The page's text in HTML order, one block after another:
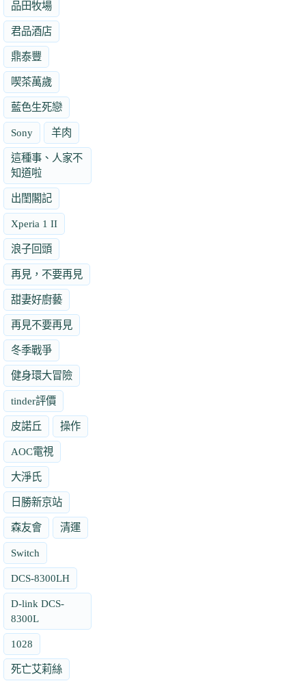
品田牧場
君品酒店
鼎泰豐
喫茶萬歲
藍色生死戀
Sony 羊肉
這種事、人家不
知道啦
出閨閣記
Xperia 1 II
浪子回頭
再見，不要再見
甜妻好廚藝
再見不要再見
冬季戰爭
健身環大冒險
tinder評價
皮諾丘 操作
AOC電視
大淨氏
日勝新京站
森友會 清運
Switch
DCS-8300LH
D-link DCS-
8300L
1028
死亡艾莉絲